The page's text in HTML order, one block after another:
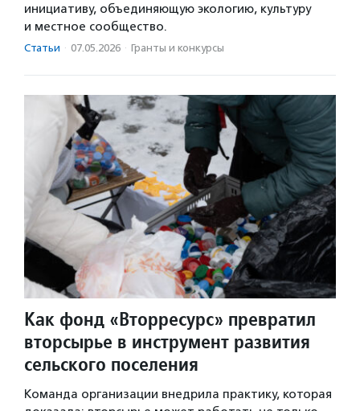
инициативу, объединяющую экологию, культуру
и местное сообщество.
Статьи · 07.05.2026 · Гранты и конкурсы
Как фонд «Вторресурс» превратил
вторсырье в инструмент развития
сельского поселения
Команда организации внедрила практику, которая